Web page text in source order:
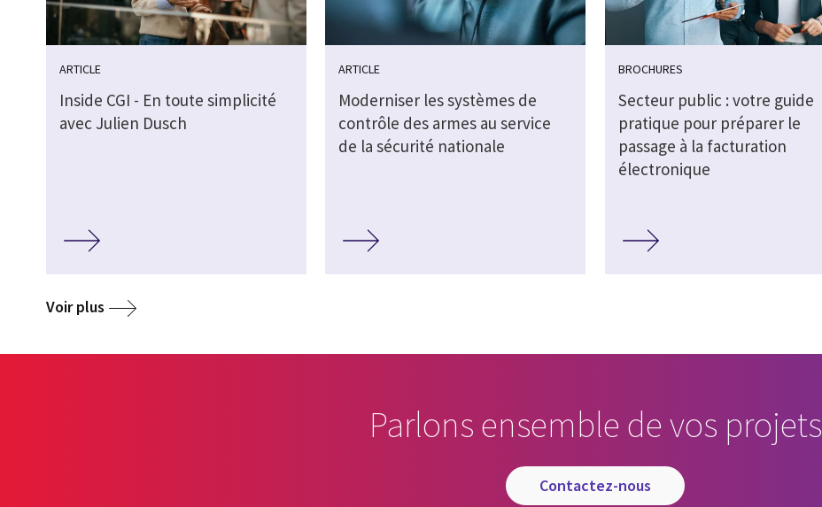
ARTICLE
Inside CGI - En toute simplicité
avec Julien Dusch
ARTICLE
Moderniser les systèmes de
contrôle des armes au service
de la sécurité nationale
BROCHURES
Secteur public : votre guide
pratique pour préparer le
passage à la facturation
électronique
Voir plus
Parlons ensemble de vos projets
contactez-nous